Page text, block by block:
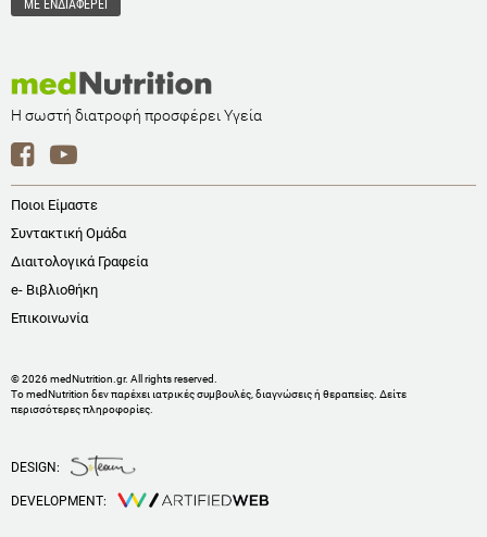
Η σωστή διατροφή προσφέρει Υγεία
Ποιοι Είμαστε
Συντακτική Ομάδα
Διαιτολογικά Γραφεία
e- Βιβλιοθήκη
Επικοινωνία
© 2026 medNutrition.gr. All rights reserved.
Το medNutrition δεν παρέχει ιατρικές συμβουλές, διαγνώσεις ή θεραπείες. Δείτε
περισσότερες πληροφορίες
DESIGN:
DEVELOPMENT: